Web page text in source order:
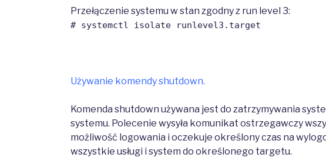
Przełączenie systemu w stan zgodny z run level 3:
# systemctl isolate runlevel3.target
Używanie komendy shutdown.
Komenda shutdown używana jest do zatrzymywania
systemu. Polecenie wysyła komunikat ostrzegawczy
możliwość logowania i oczekuje określony czas na
wszystkie usługi i system do określonego targetu.